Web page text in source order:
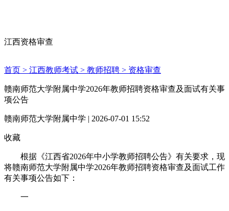
江西资格审查
首页 > 江西教师考试 > 教师招聘 > 资格审查
赣南师范大学附属中学2026年教师招聘资格审查及面试有关事
项公告
赣南师范大学附属中学 | 2026-07-01 15:52
收藏
根据《江西省2026年中小学教师招聘公告》有关要求，现
将赣南师范大学附属中学2026年教师招聘资格审查及面试工作
有关事项公告如下：
一